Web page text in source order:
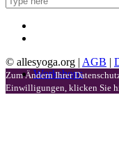
Workshops
© allesyoga.org | AGB |
Zum Ändern Ihrer
Einwilligungen, klicken Sie